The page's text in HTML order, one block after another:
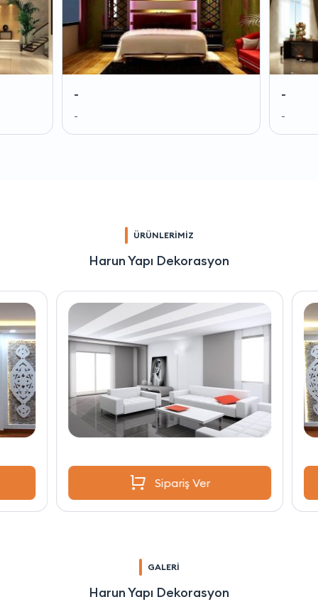
-
-
-
-
ÜRÜNLERİMİZ
Harun Yapı Dekorasyon
Sipariş Ver
GALERİ
Harun Yapı Dekorasyon